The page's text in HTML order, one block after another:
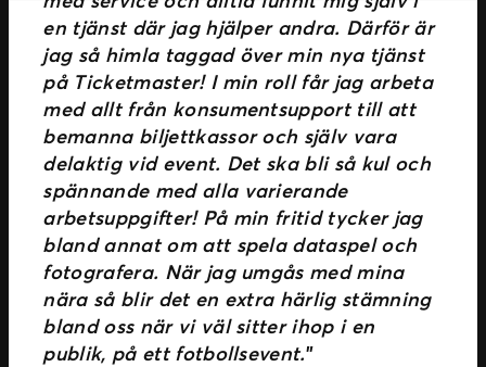
en tjänst där jag hjälper andra. Därför är
jag så himla taggad över min nya tjänst
på Ticketmaster! I min roll får jag arbeta
med allt från konsumentsupport till att
bemanna biljettkassor och själv vara
delaktig vid event. Det ska bli så kul och
spännande med alla varierande
arbetsuppgifter! På min fritid tycker jag
bland annat om att spela dataspel och
fotografera. När jag umgås med mina
nära så blir det en extra härlig stämning
bland oss när vi väl sitter ihop i en
publik, på ett fotbollsevent.”